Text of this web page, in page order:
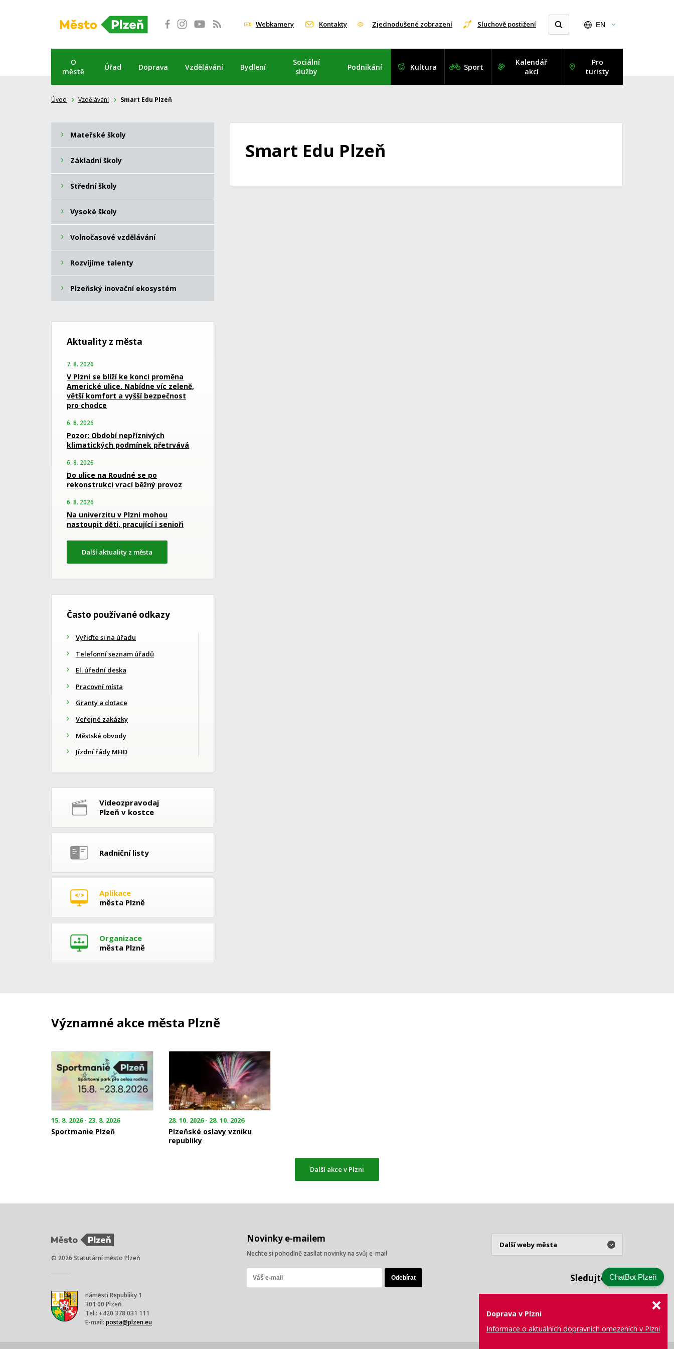
Webkamery Kontakty Zjednodušené zobrazení Sluchově postižení EN
O
městě
Úřad Doprava Vzdělávání Bydlení
Sociální
služby
Podnikání Kultura Sport
Kalendář
akcí
Pro
turisty
Úvod Vzdělávání Smart Edu Plzeň
Smart Edu Plzeň
Mateřské školy
Základní školy
Střední školy
Vysoké školy
Volnočasové vzdělávání
Rozvíjíme talenty
Plzeňský inovační ekosystém
Aktuality z města
7. 8. 2026
V Plzni se blíží ke konci proměna
Americké ulice. Nabídne víc zeleně,
větší komfort a vyšší bezpečnost
pro chodce
6. 8. 2026
Pozor: Období nepříznivých
klimatických podmínek přetrvává
6. 8. 2026
Do ulice na Roudné se po
rekonstrukci vrací běžný provoz
6. 8. 2026
Na univerzitu v Plzni mohou
nastoupit děti, pracující i senioři
Další aktuality z města
Často používané odkazy
Vyřiďte si na úřadu
Telefonní seznam úřadů
El. úřední deska
Pracovní místa
Granty a dotace
Veřejné zakázky
Městské obvody
Jízdní řády MHD
Videozpravodaj
Plzeň v kostce
Radniční listy
Aplikace
města Plzně
Organizace
města Plzně
Významné akce města Plzně
15. 8. 2026 - 23. 8. 2026
Sportmanie Plzeň
28. 10. 2026 - 28. 10. 2026
Plzeňské oslavy vzniku
republiky
Další akce v Plzni
Novinky e-mailem
Nechte si pohodlně zasílat novinky na svůj e-mail
Sledujte nás
© 2026 Statutární město Plzeň
náměstí Republiky 1
301 00 Plzeň
Tel.: +420 378 031 111
E-mail: posta@plzen.eu
Doprava v Plzni
Informace o aktuálních dopravních omezeních v Plzni
ChatBot Plzeň